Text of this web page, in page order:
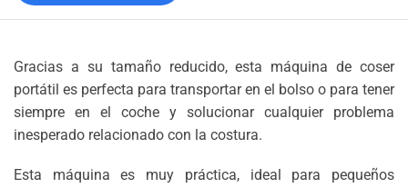
Gracias a su tamaño reducido, esta máquina de coser
portátil es perfecta para transportar en el bolso o para tener
siempre en el coche y solucionar cualquier problema
inesperado relacionado con la costura.
Esta máquina es muy práctica, ideal para pequeños